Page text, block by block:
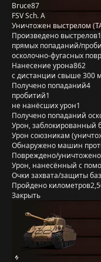
Bruce87
FSV Sch. A
Уничтожен выстрелом
Произведено выстрелов
прямых попаданий/
осколочно-фугасных
Нанесение урона862
с дистанции свыше 300 м
Получено попаданий4
пробитий1
не нанёсших урон1
Получено попаданий
Урон, заблокированный
Урон союзникам
Обнаружено машин
Повреждено/
Урон, нанесённый с
Очки захвата/защиты
Пройдено километров
Закрыть